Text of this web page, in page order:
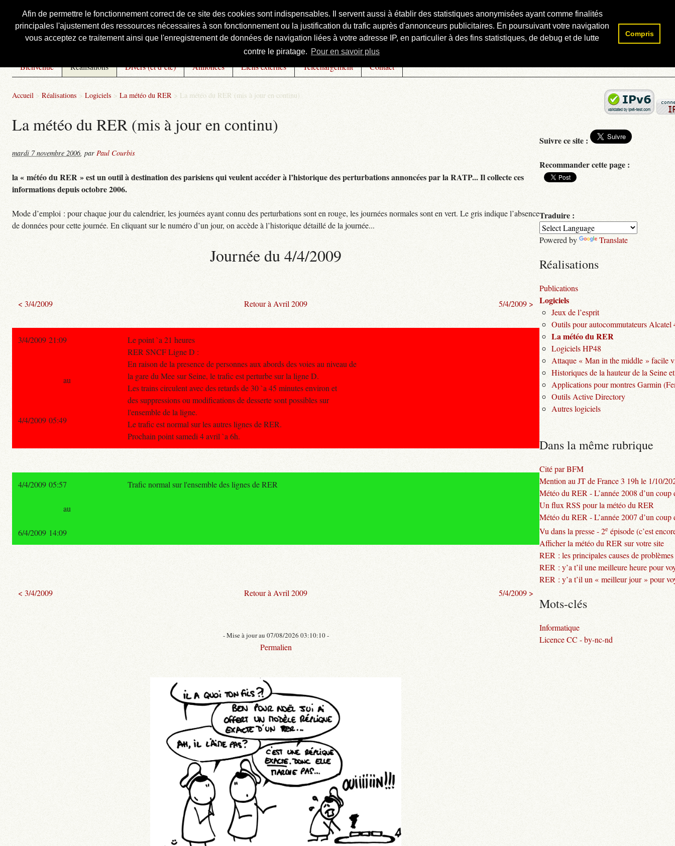
Afin de permettre le fonctionnement correct de ce site des cookies sont indispensables. Il servent aussi à établir des statistiques anonymisées ayant comme finalités
principales l'ajustement des ressources nécessaires à son fonctionnement ou la justification du trafic auprès d'annonceurs publicitaires. En poursuivant votre navigation
vous acceptez ce traitement ainsi que l'enregistrement de données de navigation liées à votre adresse IP, en particulier à des fins statistiques, de debug et de lutte
contre le piratage. Pour en savoir plus
Compris
Courbis, « LE » Blog Officiel
Bienvenue Réalisations Divers (et d’été) Annonces Liens externes Téléchargement Contact
Accueil > Réalisations > Logiciels > La météo du RER > La météo du RER (mis à jour en continu)
La météo du RER (mis à jour en continu)
mardi 7 novembre 2006, par Paul Courbis
la « météo du RER » est un outil à destination des parisiens qui veulent accéder à l’historique des perturbations annoncées par la RATP... Il collecte ces
informations depuis octobre 2006.
Mode d’emploi : pour chaque jour du calendrier, les journées ayant connu des perturbations sont en rouge, les journées normales sont en vert. Le gris indique l’absence
de données pour cette journée. En cliquant sur le numéro d’un jour, on accède à l’historique détaillé de la journée...
Journée du 4/4/2009
< 3/4/2009 Retour à Avril 2009 5/4/2009 >
3/4/2009 21:09
Le point `a 21 heures
RER SNCF Ligne D :
En raison de la presence de personnes aux abords des voies au niveau de
la gare du Mee sur Seine, le trafic est perturbe sur la ligne D.
Les trains circulent avec des retards de 30 `a 45 minutes environ et
des suppressions ou modifications de desserte sont possibles sur
l'ensemble de la ligne.
Le trafic est normal sur les autres lignes de RER.
Prochain point samedi 4 avril `a 6h.
au
4/4/2009 05:49
4/4/2009 05:57 Trafic normal sur l'ensemble des lignes de RER
au
6/4/2009 14:09
< 3/4/2009 Retour à Avril 2009 5/4/2009 >
- Mise à jour au 07/08/2026 03:10:10 -
Permalien
Rechercher :
Suivre ce site :
Recommander cette page :
Traduire :
Powered by Translate
Réalisations
Publications
Logiciels
Jeux de l’esprit
Outils pour autocommutateurs Alcatel
La météo du RER
Logiciels HP48
Attaque « Man in the middle » facile
Historiques de la hauteur de la Seine
Applications pour montres Garmin
Outils Active Directory
Autres logiciels
Dans la même rubrique
Cité par BFM
Mention au JT de France 3 19h le 1/10/
Météo du RER - L’année 2008 d’un coup
Un flux RSS pour la météo du RER
Météo du RER - L’année 2007 d’un coup
Vu dans la presse - 2e épisode (c’est
Afficher la météo du RER sur votre site
RER : les principales causes de problèmes
RER : y’a t’il une meilleure heure pour
RER : y’a t’il un « meilleur jour » pour
Mots-clés
Informatique
Licence CC - by-nc-nd